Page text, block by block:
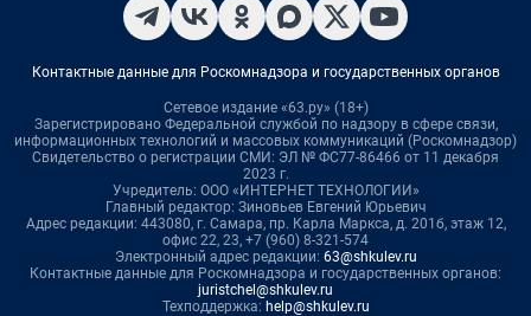
Контактные данные для Роскомнадзора и государственных органов
Сетевое издание «63.ру» (18+)
Зарегистрировано Федеральной службой по надзору в сфере связи,
информационных технологий и массовых коммуникаций (Роскомнадзор)
Свидетельство о регистрации СМИ: ЭЛ № ФС77-86466 от 11 декабря
2023 г.
Учредитель: ООО «ИНТЕРНЕТ ТЕХНОЛОГИИ»
Главный редактор: Зиновьев Евгений Юрьевич
Адрес редакции: 443080, г. Самара, пр. Карла Маркса, д. 201б, этаж 12,
офис 22, 23, +7 (960) 8-321-574
Электронный адрес редакции: 63@shkulev.ru
Контактные данные для Роскомнадзора и государственных органов:
juristchel@shkulev.ru
Техподдержка: help@shkulev.ru